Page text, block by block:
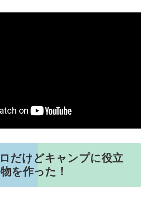
だけどキャンプに役立
を作った！